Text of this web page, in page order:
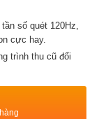
số quét 120Hz,
cực hay.
trình thu cũ đổi